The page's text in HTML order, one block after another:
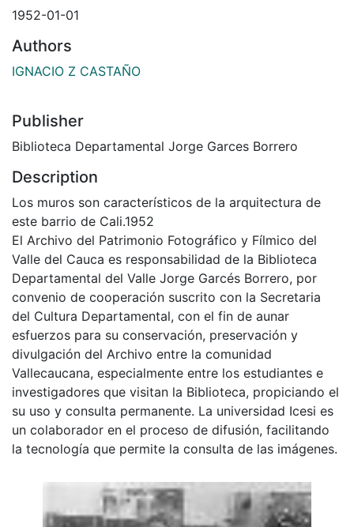
1952-01-01
Authors
IGNACIO Z CASTAÑO
Publisher
Biblioteca Departamental Jorge Garces Borrero
Description
Los muros son característicos de la arquitectura de
este barrio de Cali.1952
El Archivo del Patrimonio Fotográfico y Fílmico del
Valle del Cauca es responsabilidad de la Biblioteca
Departamental del Valle Jorge Garcés Borrero, por
convenio de cooperación suscrito con la Secretaria
del Cultura Departamental, con el fin de aunar
esfuerzos para su conservación, preservación y
divulgación del Archivo entre la comunidad
Vallecaucana, especialmente entre los estudiantes e
investigadores que visitan la Biblioteca, propiciando el
su uso y consulta permanente. La universidad Icesi es
un colaborador en el proceso de difusión, facilitando
la tecnología que permite la consulta de las imágenes.